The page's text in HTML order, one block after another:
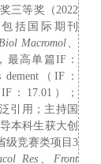
三等奖（2022
包括国际期刊
Macromol、
最高单篇IF：
dement （IF ：
IF： 17.01 ）；
引用；主持国
本科生获大创
级竞赛类项目3
Res、Front